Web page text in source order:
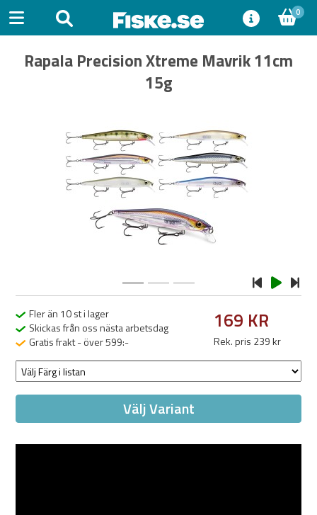
0
Rapala Precision Xtreme Mavrik 11cm
15g
Previous
Fler än 10 st i lager
Skickas från oss nästa arbetsdag
Gratis frakt - över 599:-
169 KR
Rek. pris 239 kr
Välj Variant